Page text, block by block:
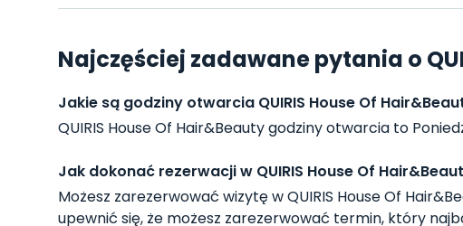
Najczęściej zadawane pytania o
Jakie są godziny otwarcia QUIRIS House Of
QUIRIS House Of Hair&Beauty godziny otwarcia to
Jak dokonać rezerwacji w QUIRIS House Of
Możesz zarezerwować wizytę w QUIRIS House Of
upewnić się, że możesz zarezerwować termin, który